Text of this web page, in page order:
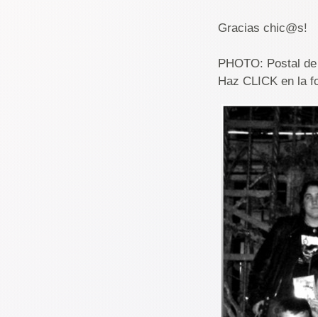
Gracias chic@s!
PHOTO: Postal
Haz CLICK en la